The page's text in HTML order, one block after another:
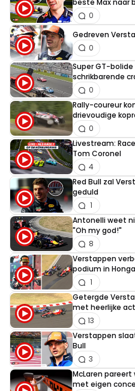
beste Max naar
0
Gedreven
0
Super GT-
schrikbarende
0
Rally-coureur
drievoudige
0
Livestream:
Tom Coronel
4
Red Bull zal
geduld
1
Antonelli weet
"Oh my god!"
8
Verstappen
podium in
1
Getergde
met heerlijke
13
Verstappen
Bull
3
McLaren pareert
met eigen